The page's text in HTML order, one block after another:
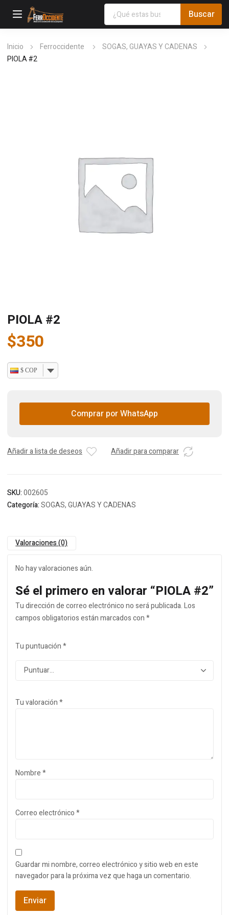
Inicio Ferroccidente
SOGAS, GUAYAS Y CADENAS
PIOLA #2
PIOLA #2
$350
$ COP
Comprar por WhatsApp
Añadir a lista de deseos Añadir para comparar
SKU:002605
Categoría:SOGAS, GUAYAS Y CADENAS
Valoraciones (0)
No hay valoraciones aún.
Sé el primero en valorar “PIOLA #2”
Tu dirección de correo electrónico no será publicada.Los
campos obligatorios están marcados con*
Tu puntuación*
Tu valoración*
Nombre*
Correo electrónico*
Guardar mi nombre, correo electrónico y sitio web en este
navegador para la próxima vez que haga un comentario.